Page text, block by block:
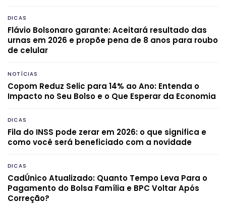
DICAS
Flávio Bolsonaro garante: Aceitará resultado das
urnas em 2026 e propõe pena de 8 anos para roubo
de celular
NOTÍCIAS
Copom Reduz Selic para 14% ao Ano: Entenda o
Impacto no Seu Bolso e o Que Esperar da Economia
DICAS
Fila do INSS pode zerar em 2026: o que significa e
como você será beneficiado com a novidade
DICAS
CadÚnico Atualizado: Quanto Tempo Leva Para o
Pagamento do Bolsa Família e BPC Voltar Após
Correção?